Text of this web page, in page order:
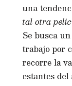
una
tal otra
Se busca
trabajo por
recorre la
estantes del